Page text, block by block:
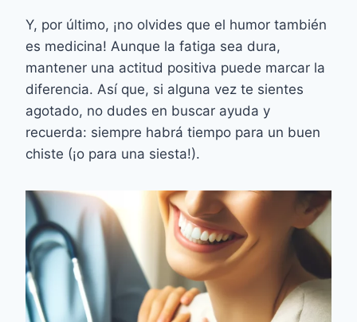
Y, por último, ¡no olvides que el humor también
es medicina! Aunque la fatiga sea dura,
mantener una actitud positiva puede marcar la
diferencia. Así que, si alguna vez te sientes
agotado, no dudes en buscar ayuda y
recuerda: siempre habrá tiempo para un buen
chiste (¡o para una siesta!).